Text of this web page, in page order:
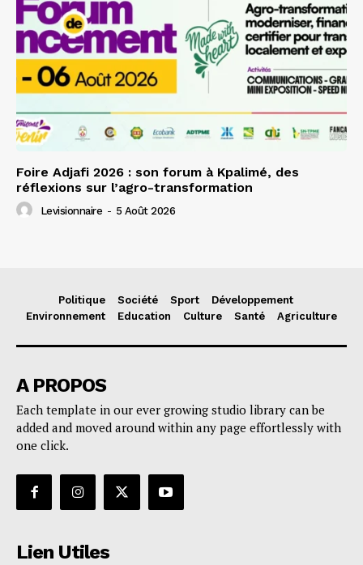
Foire Adjafi 2026 : son forum à Kpalimé, des
réflexions sur l’agro-transformation
Levisionnaire - 5 Août 2026
Politique Société Sport
Développement
Environnement
Education Culture Santé Agriculture
A PROPOS
Each template in our ever growing studio library can be
added and moved around within any page effortlessly with
one click.
Lien Utiles